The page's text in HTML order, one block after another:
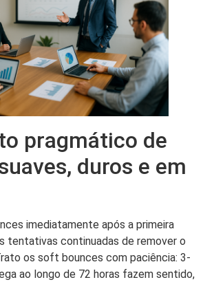
pragmático de
duros e em
imediatamente após a primeira
tentativas continuadas de remover o
os soft bounces com paciência: 3-
ao longo de 72 horas fazem sentido,